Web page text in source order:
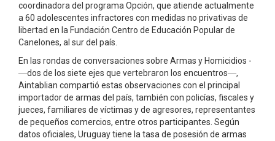
coordinadora del programa Opción, que atiende actualmente
a 60 adolescentes infractores con medidas no privativas de
libertad en la Fundación Centro de Educación Popular de
Canelones, al sur del país.
En las rondas de conversaciones sobre Armas y Homicidios ­
―dos de los siete ejes que vertebraron los encuentros­―,
Aintablian compartió estas observaciones con el principal
importador de armas del país, también con policías, fiscales y
jueces, familiares de víctimas y de agresores, representantes
de pequeños comercios, entre otros participantes. Según
datos oficiales, Uruguay tiene la tasa de posesión de armas